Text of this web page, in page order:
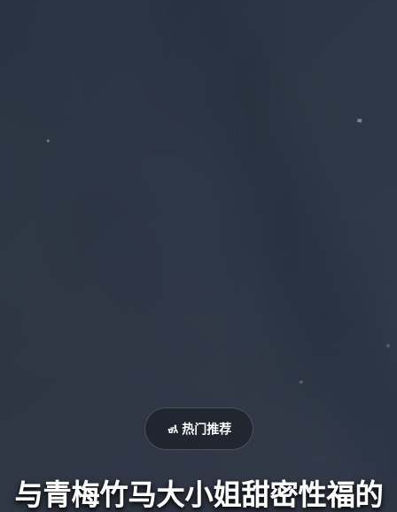
🚮 热门推荐
与青梅竹马大小姐甜密性福的